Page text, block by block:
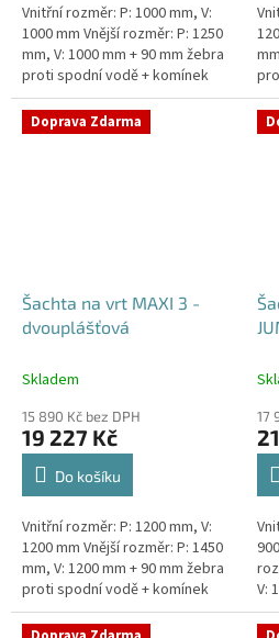
Vnitřní rozměr: P: 1000 mm, V:
1000 mm Vnější rozměr: P: 1250
mm, V: 1000 mm + 90 mm žebra
proti spodní vodě + komínek
Dvouplášťová vodoměrná šachta
- vhodná do míst...
-
Doprava Zdarma
Šachta na vrt MAXI 3 -
dvouplášťová
Skladem
15 890 Kč bez DPH
19 227 Kč
Do košíku
Vnitřní rozměr: P: 1200 mm, V:
1200 mm Vnější rozměr: P: 1450
mm, V: 1200 mm + 90 mm žebra
proti spodní vodě + komínek
Dvouplášťová vodoměrná šachta
- vhodná do míst...
17
V: